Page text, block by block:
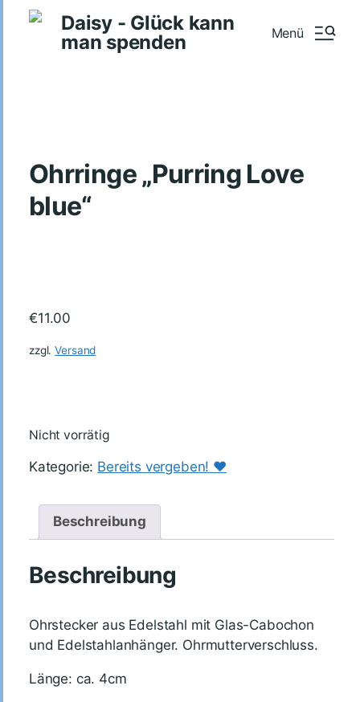
Daisy - Glück kann
man spenden
Menü
Ohrringe „Purring Love
blue“
€11.00
zzgl.Versand
Nicht vorrätig
Kategorie: Bereits vergeben! ♥️
Beschreibung
Beschreibung
Ohrstecker aus Edelstahl mit Glas-Cabochon
und Edelstahlanhänger. Ohrmutterverschluss.
Länge: ca. 4cm